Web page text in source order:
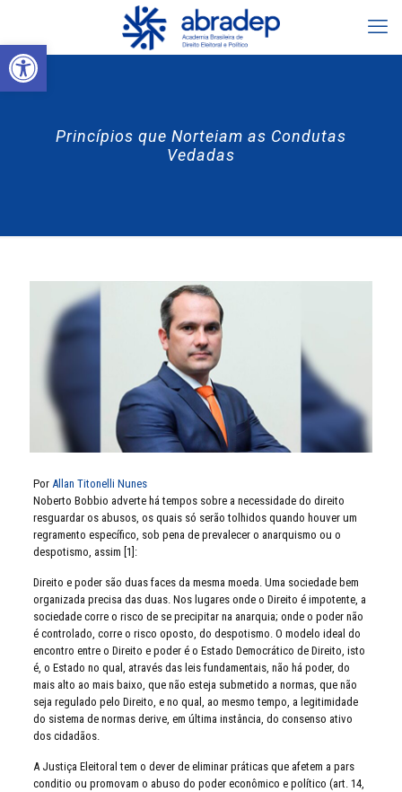
Abrir a barra de ferramentas
Princípios que Norteiam as Condutas
Vedadas
Por Allan Titonelli Nunes
Noberto Bobbio adverte há tempos sobre a necessidade do direito
resguardar os abusos, os quais só serão tolhidos quando houver um
regramento específico, sob pena de prevalecer o anarquismo ou o
despotismo, assim [1]:
Direito e poder são duas faces da mesma moeda. Uma sociedade bem
organizada precisa das duas. Nos lugares onde o Direito é impotente, a
sociedade corre o risco de se precipitar na anarquia; onde o poder não
é controlado, corre o risco oposto, do despotismo. O modelo ideal do
encontro entre o Direito e poder é o Estado Democrático de Direito, isto
é, o Estado no qual, através das leis fundamentais, não há poder, do
mais alto ao mais baixo, que não esteja submetido a normas, que não
seja regulado pelo Direito, e no qual, ao mesmo tempo, a legitimidade
do sistema de normas derive, em última instância, do consenso ativo
dos cidadãos.
A Justiça Eleitoral tem o dever de eliminar práticas que afetem a pars
conditio ou promovam o abuso do poder econômico e político (art. 14,